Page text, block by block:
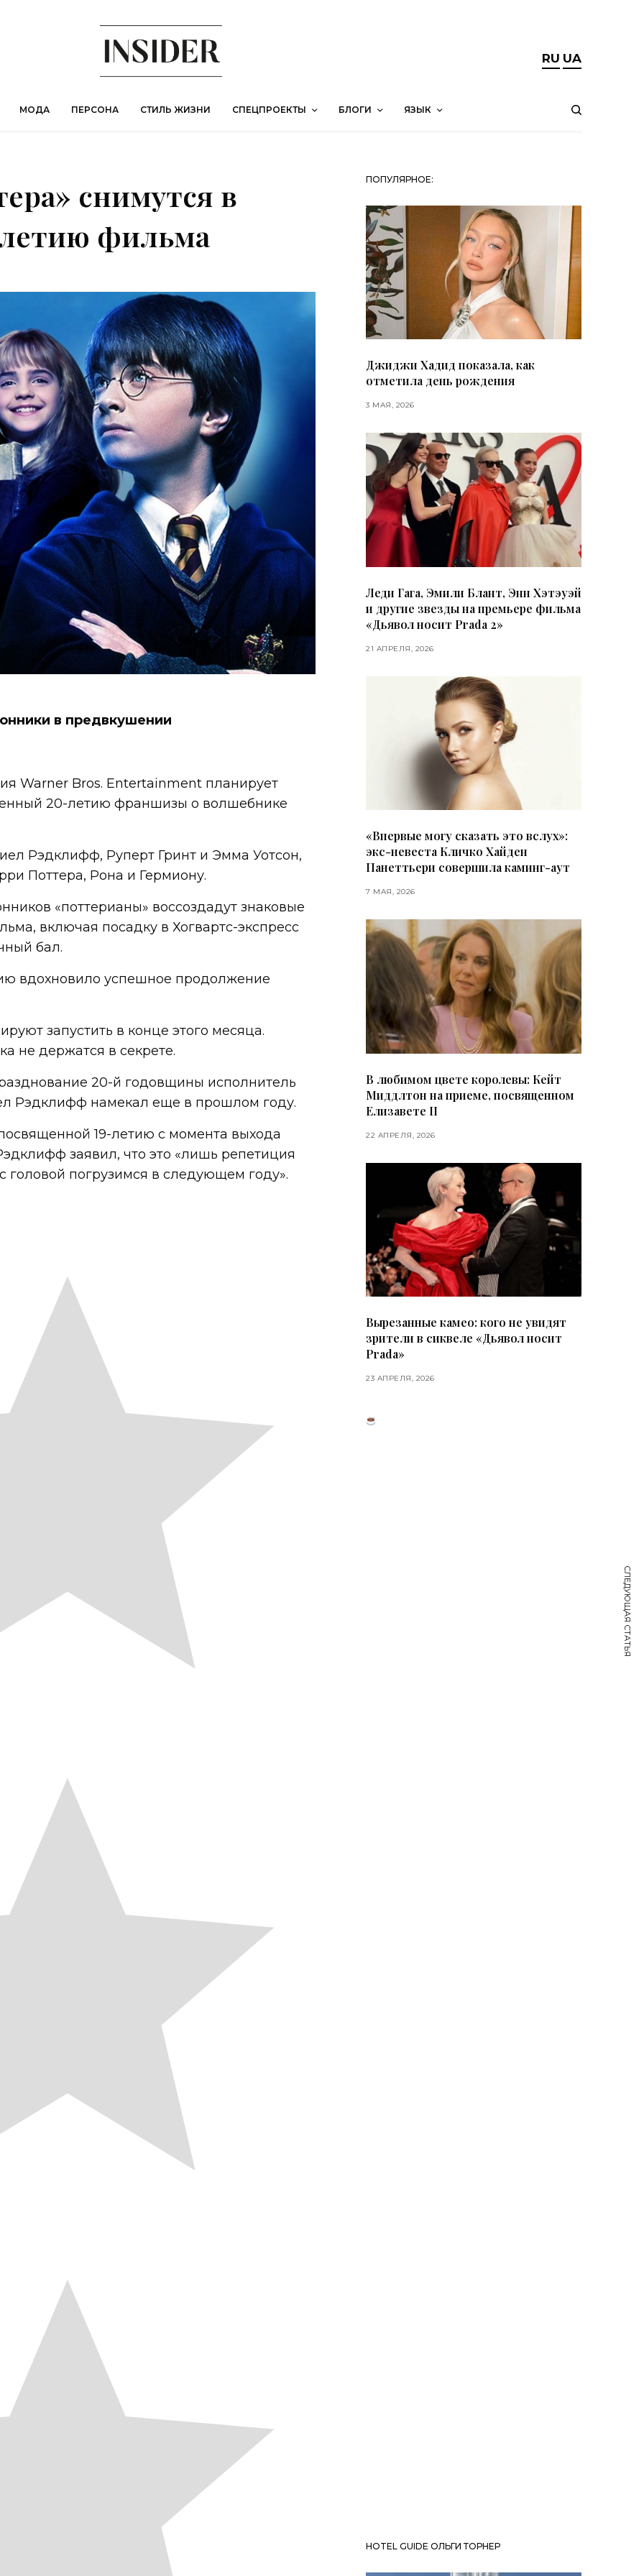
RU UA
МОДА ПЕРСОНА СТИЛЬ ЖИЗНИ СПЕЦПРОЕКТЫ БЛОГИ ЯЗЫК
снимутся в
фильма
в предвкушении
Warner Bros. Entertainment планирует
20-летию франшизы о волшебнике
Рэдклифф, Руперт Гринт и Эмма Уотсон,
Поттера, Рона и Гермиону.
«поттерианы» воссоздадут знаковые
включая посадку в Хогвартс-экспресс
бал.
вдохновило успешное продолжение
запустить в конце этого месяца.
не держатся в секрете.
20-й годовщины исполнитель
Рэдклифф намекал еще в прошлом году.
19-летию с момента выхода
заявил, что это «лишь репетиция
головой погрузимся в следующем году».
ПОПУЛЯРНОЕ:
Джиджи Хадид показала, как
отметила день рождения
3 МАЯ, 2026
Леди Гага, Эмили Блант, Энн Хэтэуэй
и другие звезды на премьере фильма
«Дьявол носит Prada 2»
21 АПРЕЛЯ, 2026
«Впервые могу сказать это вслух»:
экс-невеста Кличко Хайден
Панеттьери совершила каминг-аут
7 МАЯ, 2026
В любимом цвете королевы: Кейт
Миддлтон на приеме, посвященном
Елизавете II
22 АПРЕЛЯ, 2026
Вырезанные камео: кого не увидят
зрители в сиквеле «Дьявол носит
Prada»
23 АПРЕЛЯ, 2026
HOTEL GUIDE ОЛЬГИ ТОРНЕР
СЛЕДУЮЩАЯ СТАТЬЯ